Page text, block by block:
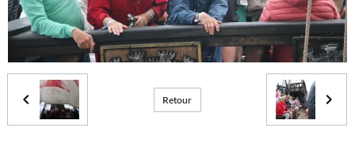
Retour